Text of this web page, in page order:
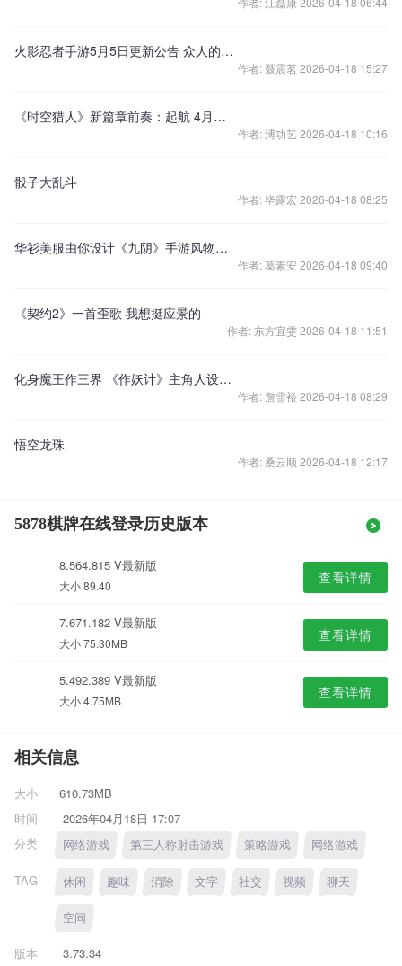
火影忍者手游5月5日更新公告 众人的修行活动开启！
作者: 聂震茗 2026-04-18 15:27
《时空猎人》新篇章前奏：起航 4月正式上线
作者: 溥功艺 2026-04-18 10:16
骰子大乱斗
作者: 毕露宏 2026-04-18 08:25
华衫美服由你设计《九阴》手游风物志设计大赛即将启幕
作者: 葛素安 2026-04-18 09:40
《契约2》一首歪歌 我想挺应景的
作者: 东方宜雯 2026-04-18 11:51
化身魔王作三界 《作妖计》主角人设图赏
作者: 詹雪裕 2026-04-18 08:29
悟空龙珠
作者: 桑云顺 2026-04-18 12:17
5878棋牌在线登录历史版本
8.564.815 V最新版
大小 89.40 查看详情
7.671.182 V最新版
大小 75.30MB 查看详情
5.492.389 V最新版
大小 4.75MB 查看详情
相关信息
大小
610.73MB
时间
2026年04月18日 17:07
分类
网络游戏 第三人称射击游戏 策略游戏 网络游戏
TAG 休闲 趣味 消除 文字 社交 视频 聊天
空间
版本
3.73.34